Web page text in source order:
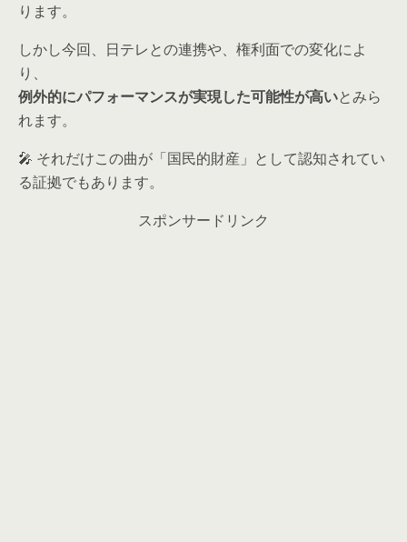
ります。
しかし今回、日テレとの連携や、権利面での変化によ
り、
例外的にパフォーマンスが実現した可能性が高いとみら
れます。
🎤 それだけこの曲が「国民的財産」として認知されてい
る証拠でもあります。
スポンサードリンク